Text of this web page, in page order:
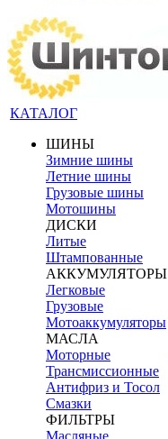
КАТАЛОГ
ШИНЫ
Зимние шины
Летние шины
Грузовые шины
Мотошины
ДИСКИ
Литые
Штампованные
АККУМУЛЯТОРЫ
Легковые
Грузовые
Мотоаккумуляторы
МАСЛА
Моторные
Трансмиссионные
Антифриз и Тосол
Смазки
ФИЛЬТРЫ
Масляные